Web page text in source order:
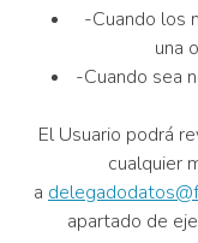
-Cuando los
una
-Cuando sea
El Usuario podrá
cualquier
a
apartado de